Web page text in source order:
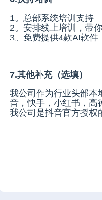
1。总部系统培训支持
2。安排线上培训，带
3。免费提供4款AI软
7.其他补充（选填）
我公司作为行业头部本
音，快手，小红书，高
我公司是抖音官方授权